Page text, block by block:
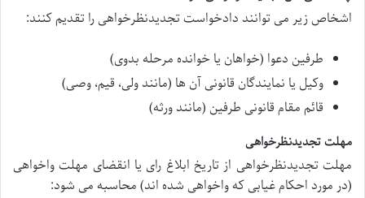
اشخاص زیر می توانند دادخواست تجدیدنظرخواهی را تقدیم کنند:
طرفین دعوا (خواهان یا خوانده مرحله بدوی)
وکیل یا نمایندگان قانونی آن ها (مانند ولی، قیم، وصی)
قائم مقام قانونی طرفین (مانند ورثه)
مهلت تجدیدنظرخواهی
مهلت تجدیدنظرخواهی از تاریخ ابلاغ رای یا انقضای مهلت واخواهی
(در مورد احکام غیابی که واخواهی شده اند) محاسبه می شود: